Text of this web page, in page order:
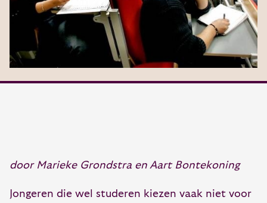
door Marieke Grondstra en Aart Bontekoning
Jongeren die wel studeren kiezen vaak niet voor